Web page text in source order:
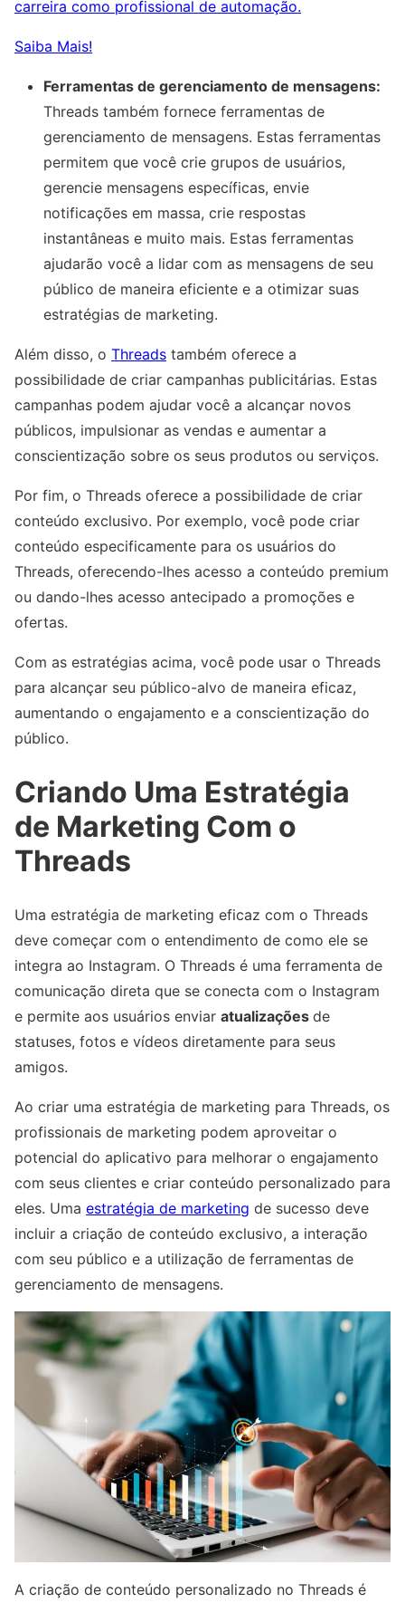
carreira como profissional de automação.
Saiba Mais!
Ferramentas de gerenciamento de mensagens:
Threads também fornece ferramentas de
gerenciamento de mensagens. Estas ferramentas
permitem que você crie grupos de usuários,
gerencie mensagens específicas, envie
notificações em massa, crie respostas
instantâneas e muito mais. Estas ferramentas
ajudarão você a lidar com as mensagens de seu
público de maneira eficiente e a otimizar suas
estratégias de marketing.
Além disso, o Threads também oferece a
possibilidade de criar campanhas publicitárias. Estas
campanhas podem ajudar você a alcançar novos
públicos, impulsionar as vendas e aumentar a
conscientização sobre os seus produtos ou serviços.
Por fim, o Threads oferece a possibilidade de criar
conteúdo exclusivo. Por exemplo, você pode criar
conteúdo especificamente para os usuários do
Threads, oferecendo-lhes acesso a conteúdo premium
ou dando-lhes acesso antecipado a promoções e
ofertas.
Com as estratégias acima, você pode usar o Threads
para alcançar seu público-alvo de maneira eficaz,
aumentando o engajamento e a conscientização do
público.
Criando Uma Estratégia
de Marketing Com o
Threads
Uma estratégia de marketing eficaz com o Threads
deve começar com o entendimento de como ele se
integra ao Instagram. O Threads é uma ferramenta de
comunicação direta que se conecta com o Instagram
e permite aos usuários enviar atualizações de
statuses, fotos e vídeos diretamente para seus
amigos.
Ao criar uma estratégia de marketing para Threads, os
profissionais de marketing podem aproveitar o
potencial do aplicativo para melhorar o engajamento
com seus clientes e criar conteúdo personalizado para
eles. Uma estratégia de marketing de sucesso deve
incluir a criação de conteúdo exclusivo, a interação
com seu público e a utilização de ferramentas de
gerenciamento de mensagens.
A criação de conteúdo personalizado no Threads é